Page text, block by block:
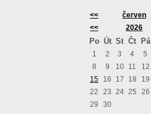
<< červen
<<
2026
Po Út St Čt Pá
1 2 3 4 5
8
9 10 11 12
15
16 17 18 19
22
23 24 25 26
29
30